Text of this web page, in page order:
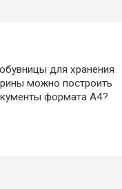
для хранения
можно построить
формата А4?